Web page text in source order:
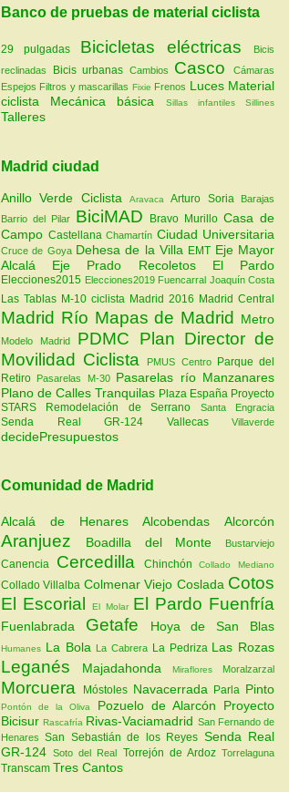
Banco de pruebas de material ciclista
29 pulgadas Bicicletas eléctricas
Bicis
reclinadas
Bicis urbanas Cambios Casco
Cámaras
Espejos Filtros y mascarillas Fixie Frenos Luces Material
ciclista
Mecánica básica Sillas infantiles Sillines
Talleres
Madrid ciudad
Anillo Verde Ciclista AravacaArturo Soria
Barajas
Barrio del Pilar BiciMAD Bravo MurilloCasa de
Campo Castellana Chamartín Ciudad Universitaria
Cruce de Goya Dehesa de la Villa EMT Eje Mayor
Alcalá Eje Prado Recoletos El Pardo
Elecciones2015 Elecciones2019 Fuencarral Joaquín Costa
Las Tablas M-10 ciclista Madrid 2016 Madrid Central
Madrid Río Mapas de Madrid Metro
Modelo Madrid PDMC Plan Director de
Movilidad Ciclista
PMUS Centro Parque del
Retiro Pasarelas M-30 Pasarelas río Manzanares
Plano de Calles Tranquilas Plaza España Proyecto
STARS Remodelación de Serrano Santa Engracia
Senda Real GR-124 Vallecas Villaverde
decidePresupuestos
Comunidad de Madrid
Alcalá de HenaresAlcobendas Alcorcón
Aranjuez Boadilla del Monte Bustarviejo
Canencia Cercedilla ChinchónCollado Mediano
Collado Villalba Colmenar Viejo Coslada Cotos
El EscorialEl Molar El Pardo Fuenfría
Fuenlabrada Getafe Hoya de San Blas
Humanes La Bola La Cabrera La Pedriza Las Rozas
Leganés Majadahonda Miraflores Moralzarzal
Morcuera Móstoles Navacerrada Parla Pinto
Pontón de la Oliva Pozuelo de Alarcón Proyecto
BicisurRascafría Rivas-Vaciamadrid San Fernando de
HenaresSan Sebastián de los Reyes Senda Real
GR-124Soto del Real Torrejón de ArdozTorrelaguna
Transcam Tres Cantos